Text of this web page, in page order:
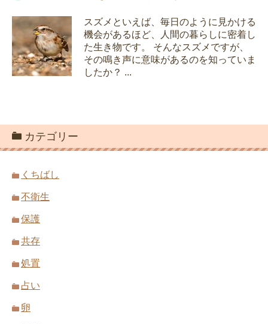
スズメといえば、毎日のように見かける
機会があるほど、人間の暮らしに密着し
た生き物です。 そんなスズメですが、
その鳴き声に意味があるのを知っていま
したか？ ...
カテゴリー
くちばし
不衛生
保護
共存
処置
占い
卵